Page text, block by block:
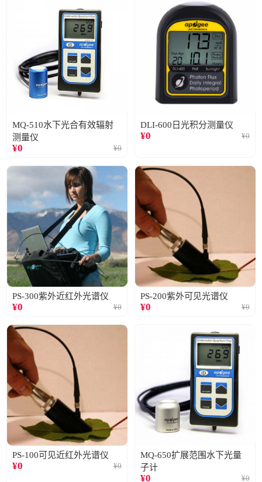
MQ-510水下光合有效辐射
测量仪
¥0 ¥0
DLI-600日光积分测量仪
¥0 ¥0
PS-300紫外近红外光谱仪
¥0 ¥0
PS-200紫外可见光谱仪
¥0 ¥0
PS-100可见近红外光谱仪
¥0 ¥0
MQ-650扩展范围水下光量
子计
¥0 ¥0